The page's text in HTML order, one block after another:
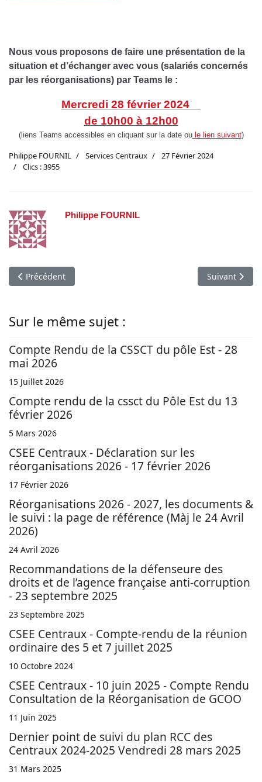
Nous vous proposons de faire une présentation de la
situation et d’échanger avec vous (salariés concernés
par les réorganisations) par Teams le :
Mercredi 28 février 2024
de 10h00 à 12h00
(liens Teams accessibles en cliquant sur la date oule lien suivant)
Philippe FOURNIL Services Centraux
27 Février 2024
Clics : 3955
Philippe FOURNIL
Article précédent : Que peut il y avoir dans la tête d'un
Précédent Article
Suivant
Sur le même sujet :
Compte Rendu de la CSSCT du pôle Est - 28
mai 2026
15 Juillet 2026
Compte rendu de la cssct du Pôle Est du 13
février 2026
5 Mars 2026
CSEE Centraux - Déclaration sur les
réorganisations 2026 - 17 février 2026
17 Février 2026
Réorganisations 2026 - 2027, les documents &
le suivi : la page de référence (Màj le 24 Avril
2026)
24 Avril 2026
Recommandations de la défenseure des
droits et de l’agence française anti-corruption
- 23 septembre 2025
23 Septembre 2025
CSEE Centraux - Compte-rendu de la réunion
ordinaire des 5 et 7 juillet 2025
10 Octobre 2024
CSEE Centraux - 10 juin 2025 - Compte Rendu
Consultation de la Réorganisation de GCOO
11 Juin 2025
Dernier point de suivi du plan RCC des
Centraux 2024-2025 Vendredi 28 mars 2025
31 Mars 2025